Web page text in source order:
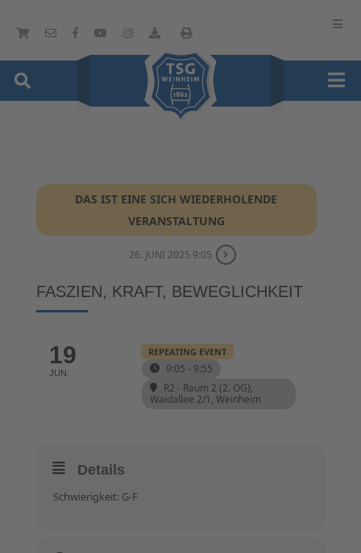
DAS IST EINE SICH WIEDERHOLENDE
VERANSTALTUNG
26. JUNI 2025 9:05
FASZIEN, KRAFT, BEWEGLICHKEIT
19
JUN.
REPEATING EVENT
9:05 - 9:55
R2 - Raum 2 (2. OG),
Waidallee 2/1, Weinheim
Details
Schwierigkeit: G-F